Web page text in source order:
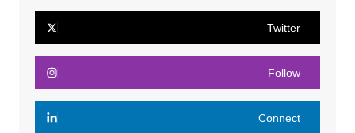
Twitter
Follow
Connect